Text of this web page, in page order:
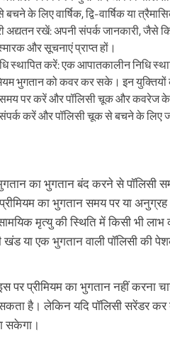
के लिए वार्षिक, द्वि-वार्षिक या
अद्यतन रखें: अपनी संपर्क जानकारी, जैसे
और सूचनाएं प्राप्त हों।
स्थापित करें: एक आपातकालीन निधि
भुगतान को कवर कर सके। इन
समय पर करें और पॉलिसी चूक और कवरेज
संपर्क करें और पॉलिसी चूक से बचने के
भुगतान का भुगतान बंद करने से पॉलिसी
का भुगतान समय पर या अनुग्रह
मृत्यु की स्थिति में किसी भी
खंड या एक भुगतान वाली पॉलिसी
पर प्रीमियम का भुगतान नहीं
है। लेकिन यदि पॉलिसी सरेंडर
सकेगा।